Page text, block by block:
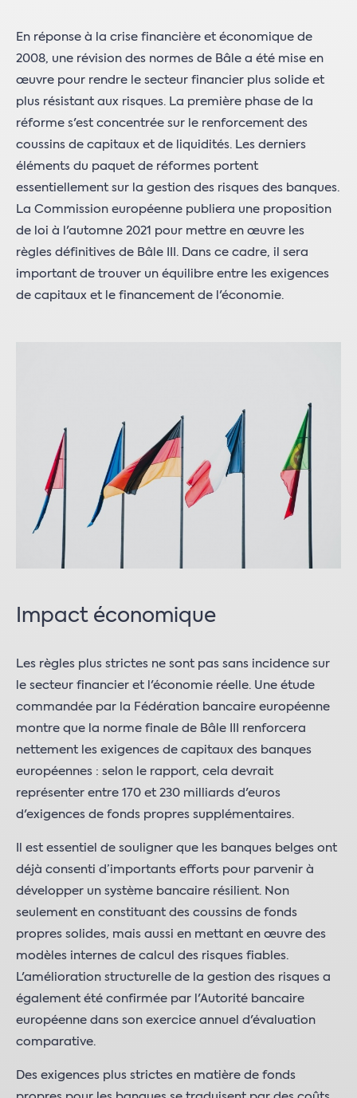
En réponse à la crise financière et économique de
2008, une révision des normes de Bâle a été mise en
œuvre pour rendre le secteur financier plus solide et
plus résistant aux risques. La première phase de la
réforme s'est concentrée sur le renforcement des
coussins de capitaux et de liquidités. Les derniers
éléments du paquet de réformes portent
essentiellement sur la gestion des risques des banques.
La Commission européenne publiera une proposition
de loi à l'automne 2021 pour mettre en œuvre les
règles définitives de Bâle III. Dans ce cadre, il sera
important de trouver un équilibre entre les exigences
de capitaux et le financement de l'économie.
Impact économique
Les règles plus strictes ne sont pas sans incidence sur
le secteur financier et l'économie réelle. Une étude
commandée par la Fédération bancaire européenne
montre que la norme finale de Bâle III renforcera
nettement les exigences de capitaux des banques
européennes : selon le rapport, cela devrait
représenter entre 170 et 230 milliards d'euros
d'exigences de fonds propres supplémentaires.
Il est essentiel de souligner que les banques belges ont
déjà consenti d’importants efforts pour parvenir à
développer un système bancaire résilient. Non
seulement en constituant des coussins de fonds
propres solides, mais aussi en mettant en œuvre des
modèles internes de calcul des risques fiables.
L'amélioration structurelle de la gestion des risques a
également été confirmée par l'Autorité bancaire
européenne dans son exercice annuel d'évaluation
comparative.
Des exigences plus strictes en matière de fonds